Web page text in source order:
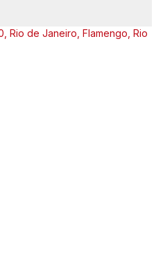
Rio de Janeiro, Flamengo, Rio